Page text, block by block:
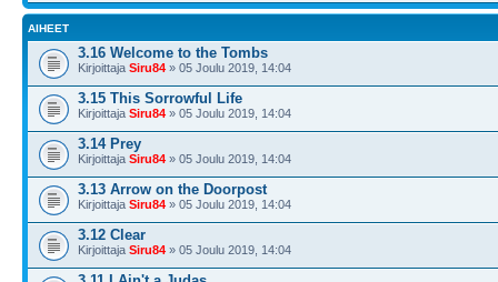
AIHEET
3.16 Welcome to the Tombs
Kirjoittaja Siru84 » 05 Joulu 2019, 14:04
3.15 This Sorrowful Life
Kirjoittaja Siru84 » 05 Joulu 2019, 14:04
3.14 Prey
Kirjoittaja Siru84 » 05 Joulu 2019, 14:04
3.13 Arrow on the Doorpost
Kirjoittaja Siru84 » 05 Joulu 2019, 14:04
3.12 Clear
Kirjoittaja Siru84 » 05 Joulu 2019, 14:04